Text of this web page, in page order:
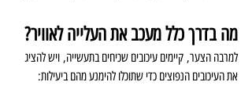
מה בדרך כלל מעכב את העלייה לאוויר?
למרבה הצער, קיימים עיכובים שכיחים בתעשייה, ויש להציג
את העיכובים הנפוצים כדי שתוכלו להימנע מהם ביעילות: